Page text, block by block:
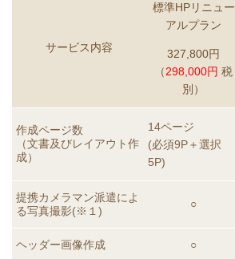
サービス内容
標準HPリニュー
アルプラン
327,800円
（298,000円 税
別）
作成ページ数
（文書及びレイアウト作
成）
14ページ
(必須9P＋選択
5P)
提携カメラマン派遣によ
る写真撮影(※１)
○
ヘッダー画像作成 ○